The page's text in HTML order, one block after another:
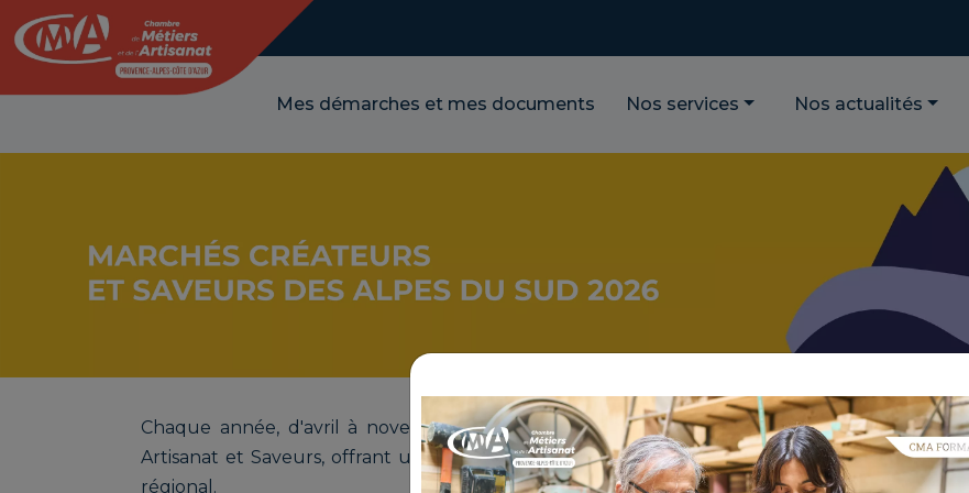
Mes démarches et mes documents Nos services Nos actualités
Chaque année, d'avril à novembre, les Alpes du Sud s'animent avec près de 90 marchés
Artisanat et Saveurs, offrant une vitrine exceptionnelle des produits locaux et de l'artisanat
régional.
Panneau de gestion des cookies